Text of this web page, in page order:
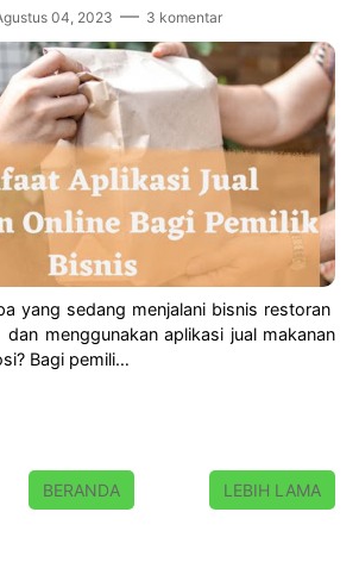
04, 2023 3 komentar
yang sedang menjalani bisnis restoran
menggunakan aplikasi jual makanan
Bagi pemili…
BERANDA LEBIH LAMA